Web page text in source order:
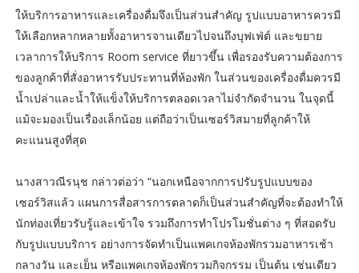
ให้บริการอาหารและเครื่องดื่มจึงเป็นส่วนสำคัญ รูปแบบอาหารควรมี
ให้เลือกหลากหลายทั้งอาหารจานเดียวไปจนถึงบุฟเฟ่ต์ และขยาย
เวลาการให้บริการ Room service ที่ยาวขึ้น เพื่อรองรับความต้องการ
ของลูกค้าที่สั่งอาหารรับประทานที่ห้องพัก ในส่วนของเครื่องดื่มควรมี
น้ำเปล่าและน้ำให้แข็งให้บริการตลอดเวลาไม่จำกัดจำนวน ในจุดนี้
แม้จะมองเป็นเรื่องเล็กน้อย แต่ถือว่าเป็นเซอร์วิสมายที่ลูกค้าให้
คะแนนสูงที่สุด
นางสาวณีรนุช กล่าวต่อว่า “นอกเหนือจากการปรับรูปแบบของ
เซอร์วิสแล้ว แผนการสื่อสารการตลาดก็เป็นส่วนสำคัญที่จะต้องทำให้
นักท่องเที่ยวรับรู้และเข้าใจ รวมถึงการทำโปรโมชั่นต่าง ๆ ที่สอดรับ
กับรูปแบบบริการ อย่างการจัดทำเป็นแพคเกจห้องพักรวมอาหารเช้า
กลางวัน และเย็น หรือแพคเกจห้องพักรวมกิจกรรม เป็นต้น เช่นเดียว